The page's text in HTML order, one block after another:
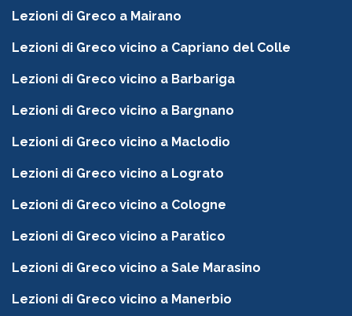
Lezioni di Greco a Mairano
Lezioni di Greco vicino a Capriano del Colle
Lezioni di Greco vicino a Barbariga
Lezioni di Greco vicino a Bargnano
Lezioni di Greco vicino a Maclodio
Lezioni di Greco vicino a Lograto
Lezioni di Greco vicino a Cologne
Lezioni di Greco vicino a Paratico
Lezioni di Greco vicino a Sale Marasino
Lezioni di Greco vicino a Manerbio